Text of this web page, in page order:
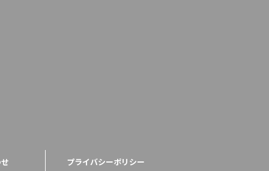
プライバシーポリシー